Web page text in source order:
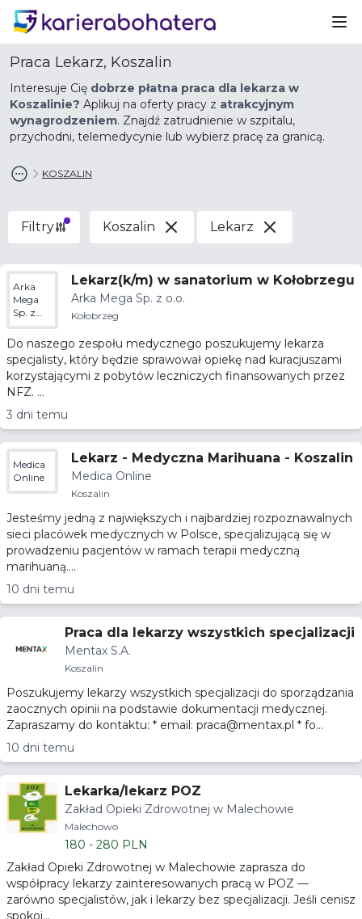
Praca Lekarz, Koszalin
Interesuje Cię dobrze płatna praca dla lekarza w
Koszalinie? Aplikuj na oferty pracy z atrakcyjnym
wynagrodzeniem. Znajdź zatrudnienie w szpitalu,
przychodni, telemedycynie lub wybierz pracę za granicą.
KOSZALIN
Filtry Koszalin Lekarz
Arka
Mega
Sp. z
o.o.
Lekarz(k/m) w sanatorium w Kołobrzegu
Arka Mega Sp. z o.o.
Kołobrzeg
Do naszego zespołu medycznego poszukujemy lekarza
specjalisty, który będzie sprawował opiekę nad kuracjuszami
korzystającymi z pobytów leczniczych finansowanych przez
NFZ. ...
3 dni temu
Medica
Online
Lekarz - Medyczna Marihuana - Koszalin
Medica Online
Koszalin
Jesteśmy jedną z największych i najbardziej rozpoznawalnych
sieci placówek medycznych w Polsce, specjalizującą się w
prowadzeniu pacjentów w ramach terapii medyczną
marihuaną....
10 dni temu
Praca dla lekarzy wszystkich specjalizacji
Mentax S.A.
Koszalin
Poszukujemy lekarzy wszystkich specjalizacji do sporządzania
zaocznych opinii na podstawie dokumentacji medycznej.
Zapraszamy do kontaktu: * email: praca@mentax.pl * fo...
10 dni temu
Lekarka/lekarz POZ
Zakład Opieki Zdrowotnej w Malechowie
Malechowo
180 - 280 PLN
Zakład Opieki Zdrowotnej w Malechowie zaprasza do
współpracy lekarzy zainteresowanych pracą w POZ —
zarówno specjalistów, jak i lekarzy bez specjalizacji. Jeśli cenisz
spokoj...